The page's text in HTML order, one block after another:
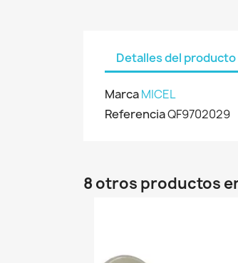
Detalles del producto
MarcaMICEL
ReferenciaQF9702029
8 otros productos